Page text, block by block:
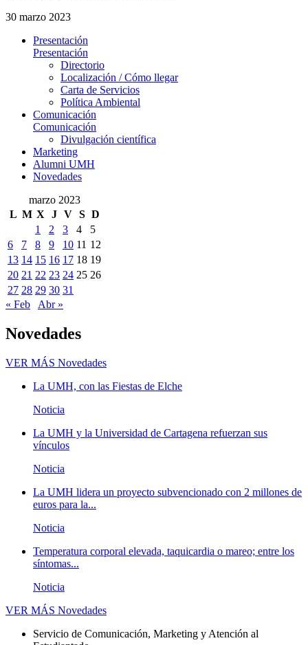
30 marzo 2023
Presentación
Presentación
Directorio
Localización / Cómo llegar
Carta de Servicios
Política Ambiental
Comunicación
Comunicación
Divulgación científica
Marketing
Alumni UMH
Novedades
marzo 2023
L M X J V S D
1
2 3 4
5
6
7 8 9 10 11 12
13 14 15 16 17 18 19
20 21 22 23 24 25 26
27 28 29 30 31
« Feb
Abr »
Novedades
VER MÁS Novedades
La UMH, con las Fiestas de Elche
Noticia
La UMH y la Universidad de Cartagena refuerzan sus
vínculos
Noticia
La UMH lidera un proyecto subvencionado con 2 millones de
euros para la...
Noticia
Temperatura corporal elevada, taquicardia o mareo; entre los
síntomas...
Noticia
VER MÁS Novedades
Servicio de Comunicación, Marketing y Atención al